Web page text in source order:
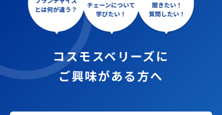
コスモスベリーズに
ご興味がある方へ